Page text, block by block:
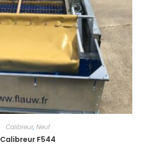
Calibreur, Neuf
Calibreur F544